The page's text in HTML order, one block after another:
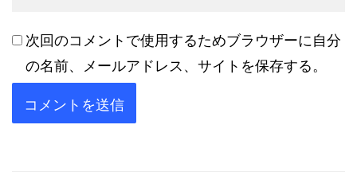
次回のコメントで使用するためブラウザーに自分
の名前、メールアドレス、サイトを保存する。